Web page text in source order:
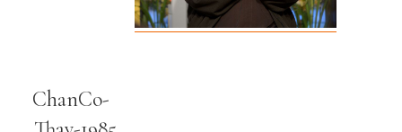
ChanCo-